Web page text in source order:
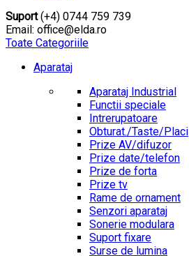
Suport(+4) 0744 759 739
Email: office@elda.ro
Toate Categoriile
Aparataj
Aparataj Industrial
Functii speciale
Intrerupatoare
Obturat./Taste/Placi
Prize AV/difuzor
Prize date/telefon
Prize de forta
Prize tv
Rame de ornament
Senzori aparataj
Sonerie modulara
Suport fixare
Surse de lumina